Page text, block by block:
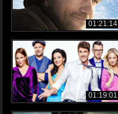
01:21:14
01:19:01